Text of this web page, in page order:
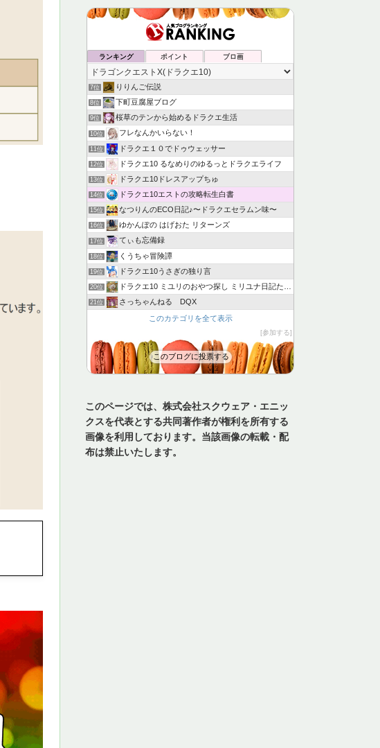
ランキング ポイント ブロ画
7位 りりんご伝説
8位 下町豆腐屋ブログ
9位 桜草のテンから始めるドラクエ生活
10位 フレなんかいらない！
11位 ドラクエ１０でドゥウェッサー
12位 ドラクエ10 るなめりのゆるっとドラクエライフ
13位 ドラクエ10ドレスアップちゅ
14位 ドラクエ10エストの攻略転生白書
15位 なつりんのECO日記♪〜ドラクエセラムン味〜
16位 ゆかんぽの はげおた リターンズ
17位 てぃも忘備録
18位 くうちゃ冒険譚
19位 ドラクエ10うさぎの独り言
20位 ドラクエ10 ミユリのおやつ探し ミリユナ日記たまにリオ
21位 さっちゃんねる DQX
このカテゴリを全て表示
参加する
このブログに投票する
このページでは、株式会社スクウェア・エニッ
クスを代表とする共同著作者が権利を所有する
画像を利用しております。当該画像の転載・配
布は禁止いたします。